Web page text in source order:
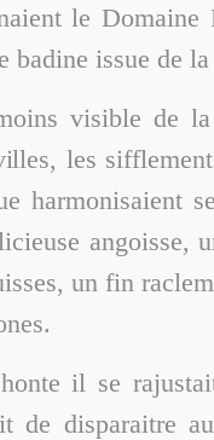
le Domaine
badine issue de
visible de
les
harmonisaient
angoisse,
un fin
il se
de disparaitre